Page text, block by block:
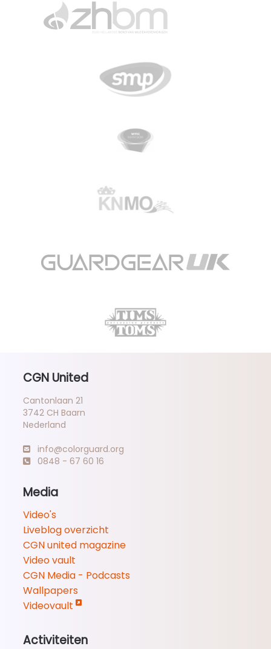
CGN United
Cantonlaan 21
3742 CH Baarn
Nederland
info@colorguard.org
0848 - 67 60 16
Media
Video's
Liveblog overzicht
CGN united magazine
Video vault
CGN Media - Podcasts
Wallpapers
Videovault
Activiteiten